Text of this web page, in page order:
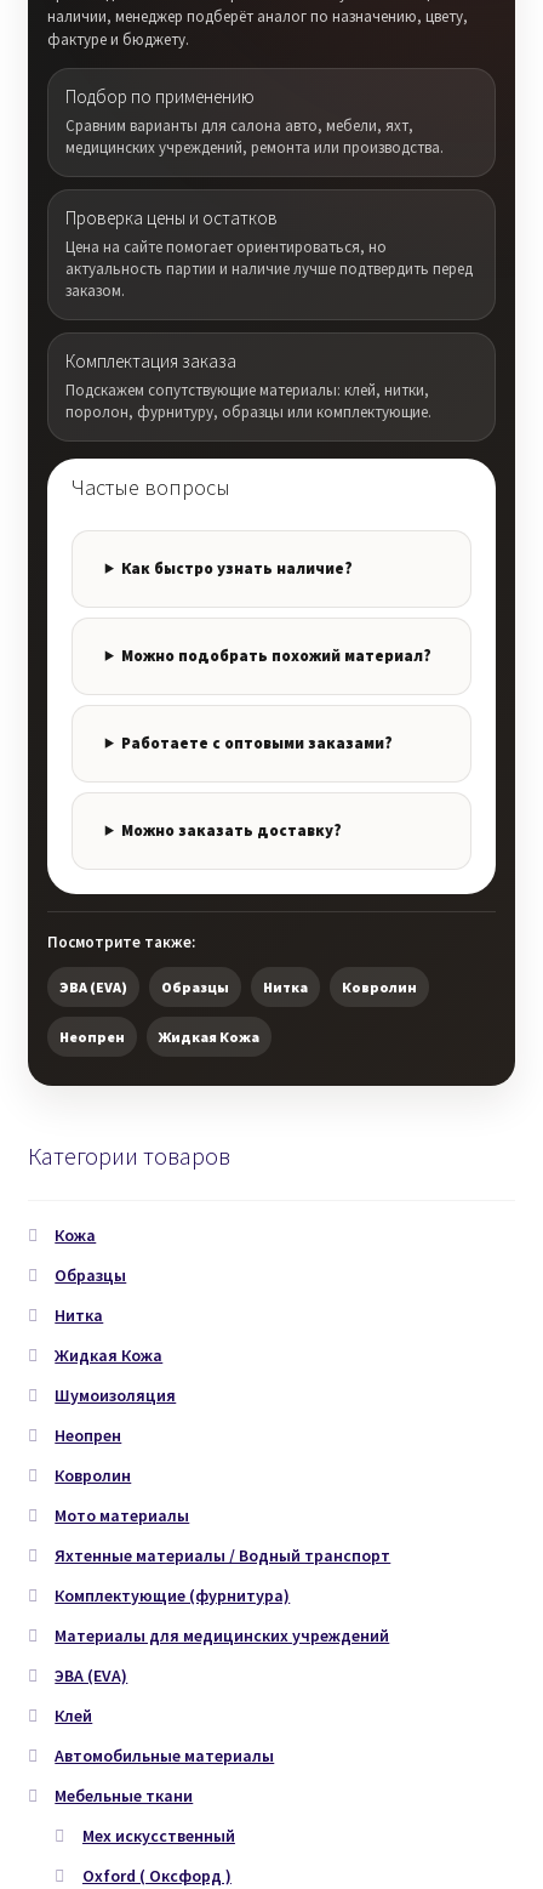
наличии, менеджер подберёт аналог по назначению, цвету,
фактуре и бюджету.
Подбор по применению
Сравним варианты для салона авто, мебели, яхт,
медицинских учреждений, ремонта или производства.
Проверка цены и остатков
Цена на сайте помогает ориентироваться, но
актуальность партии и наличие лучше подтвердить перед
заказом.
Комплектация заказа
Подскажем сопутствующие материалы: клей, нитки,
поролон, фурнитуру, образцы или комплектующие.
Частые вопросы
Как быстро узнать наличие?
Можно подобрать похожий материал?
Работаете с оптовыми заказами?
Можно заказать доставку?
Посмотрите также:
ЭВА (EVA) Образцы Нитка Ковролин
Неопрен Жидкая Кожа
Категории товаров
Кожа
Образцы
Нитка
Жидкая Кожа
Шумоизоляция
Неопрен
Ковролин
Мото материалы
Яхтенные материалы / Водный транспорт
Комплектующие (фурнитура)
Материалы для медицинских учреждений
ЭВА (EVA)
Клей
Автомобильные материалы
Мебельные ткани
Мех искусственный
Oxford ( Оксфорд )